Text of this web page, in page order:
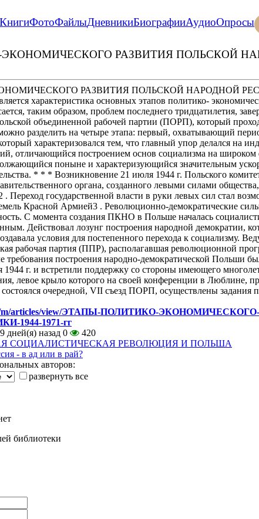
КнигиФотоФайлыДневникиБиографииАудиоОпросы
РАЗВИТИЯ ПОЛЬСКОЙ
РАЗВИТИЯ ПОЛЬСКОЙ НАРОДНОЙ
характеристика основных этапов политико-
таким образом, проблем последнего тридцатилетия,
объединенной рабочей партии (ПОРП), который
разделить на четыре этапа: первый, охватывающий
характеризовался тем, что главный упор делался на
отличающийся построением основ социализма на
поныне и характеризующийся значительным
* * * Возникновение 21 июля 1944 г. Польского
органа, созданного левыми силами
. Переход государственной власти в руки левых сил стал
Красной Армией3 . Революционно-демократические
С момента создания ПКНО в Польше началась
Действовал лозунг построения народной демократии,
условия для постепенного перехода к социализму.
рабочая партия (ППР), располагавшая революционной
построения народно-демократической Польши
г. и встретили поддержку со стороны имеющего
левое крыло которого на своей конференции в Люблине,
очередной, VII съезд ПОРП, осуществлены задания
m/articles/view/ЭТАПЫ-ПОЛИТИКО-
1944-1971-гг
дней(я) назад 0
420
СОЦИАЛИСТИЧЕСКАЯ РЕВОЛЮЦИЯ И ПОЛЬША
- в ад или в рай?
авторов:
развернуть все
библиотеки